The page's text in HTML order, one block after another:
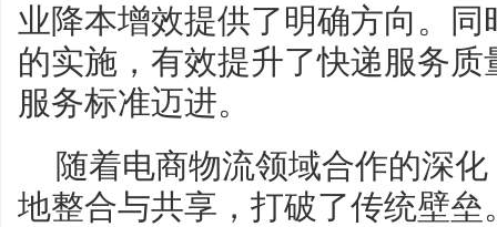
业降本增效提供了明确方向。
的实施，有效提升了快递服务
服务标准迈进。
随着电商物流领域合作的深
地整合与共享，打破了传统壁